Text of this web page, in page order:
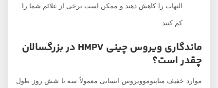
التهاب را کاهش دهند و ممکن است برخی از علائم شما را
کم کنند.
ماندگاری ویروس چینی HMPV در بزرگسالان
چقدر است؟
موارد خفیف متاپنوموویروس انسانی معمولاً سه تا شش روز طول